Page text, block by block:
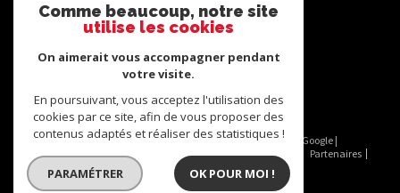
Se
connecter
espace propriétaire
© 2026 | Tous droits réservés | Traduction powered by Google |
Nos honoraires
Plan du site Mentions légales Admin
Partenaires
Politique RGPD
Comme beaucoup, notre site
utilise les cookies
On aimerait vous accompagner pendant
votre visite.
En poursuivant, vous acceptez l'utilisation des
cookies par ce site, afin de vous proposer des
contenus adaptés et réaliser des statistiques !
PARAMÉTRER OK POUR MOI !